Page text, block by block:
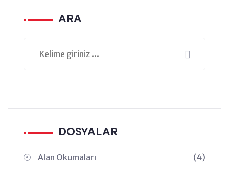
ARA
DOSYALAR
Alan Okumaları (4)